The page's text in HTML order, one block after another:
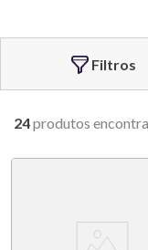
24produtos